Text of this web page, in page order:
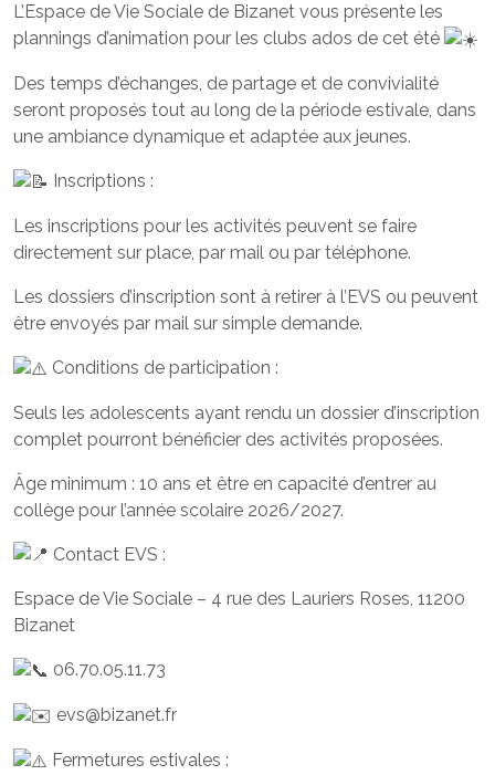
L’Espace de Vie Sociale de Bizanet vous présente les
plannings d’animation pour les clubs ados de cet été
Des temps d’échanges, de partage et de convivialité
seront proposés tout au long de la période estivale, dans
une ambiance dynamique et adaptée aux jeunes.
Inscriptions :
Les inscriptions pour les activités peuvent se faire
directement sur place, par mail ou par téléphone.
Les dossiers d’inscription sont à retirer à l’EVS ou peuvent
être envoyés par mail sur simple demande.
Conditions de participation :
Seuls les adolescents ayant rendu un dossier d’inscription
complet pourront bénéficier des activités proposées.
Âge minimum : 10 ans et être en capacité d’entrer au
collège pour l’année scolaire 2026/2027.
Contact EVS :
Espace de Vie Sociale – 4 rue des Lauriers Roses, 11200
Bizanet
06.70.05.11.73
evs@bizanet.fr
Fermetures estivales :